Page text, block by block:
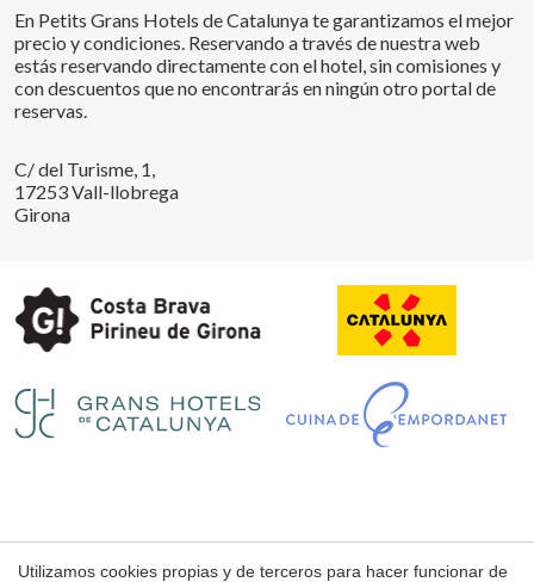
En Petits Grans Hotels de Catalunya te garantizamos el mejor
precio y condiciones. Reservando a través de nuestra web
estás reservando directamente con el hotel, sin comisiones y
con descuentos que no encontrarás en ningún otro portal de
reservas.
C/ del Turisme, 1,
17253 Vall-llobrega
Girona
Aviso Legal
Utilizamos cookies propias y de terceros para hacer funcionar de